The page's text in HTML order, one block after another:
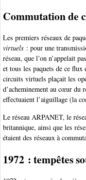
Commutation de
Les premiers réseaux de
virtuels : pour une
réseau, que l’on n’appelait
et tous les paquets de ce
circuits virtuels plaçait les
d’acheminement au cœur du
effectuaient l’aiguillage (la
Le réseau ARPANET, le
britannique, ainsi que les
étaient des réseaux à
1972 : tempêtes